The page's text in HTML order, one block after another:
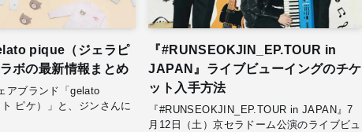
pique（ジェラピ
ボの最新情報まとめ
アブランド「gelato
ピケ）」と、ジンさんに
『#RUNSEOKJIN_EP.TOUR in
JAPAN』ライブビューイングのチケ
ット入手方法
『#RUNSEOKJIN_EP.TOUR in JAPAN』7
月12日（土）京セラドーム公演のライブビュ